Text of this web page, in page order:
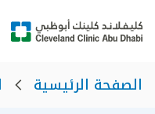
الصفحة الرئيسية